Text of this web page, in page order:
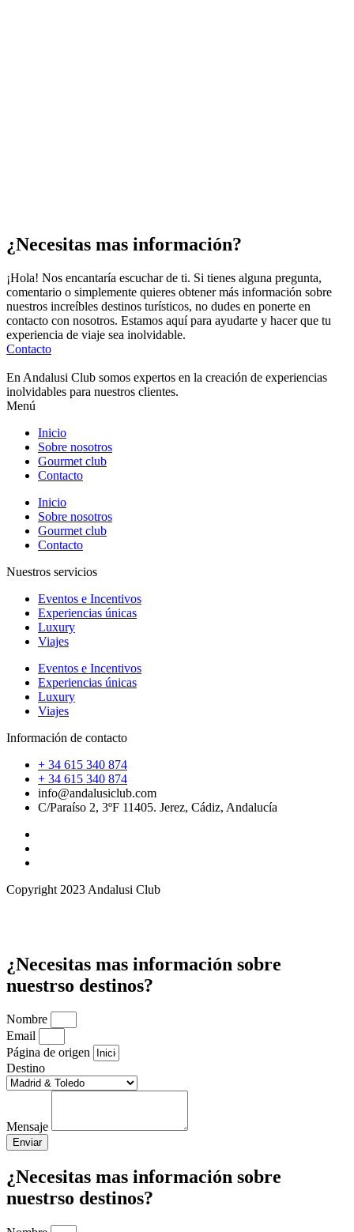
¿Necesitas mas información?
¡Hola! Nos encantaría escuchar de ti. Si tienes alguna pregunta,
comentario o simplemente quieres obtener más información sobre
nuestros increíbles destinos turísticos, no dudes en ponerte en
contacto con nosotros. Estamos aquí para ayudarte y hacer que tu
experiencia de viaje sea inolvidable.
Contacto
En Andalusi Club somos expertos en la creación de experiencias
inolvidables para nuestros clientes.
Menú
Inicio
Sobre nosotros
Gourmet club
Contacto
Inicio
Sobre nosotros
Gourmet club
Contacto
Nuestros servicios
Eventos e Incentivos
Experiencias únicas
Luxury
Viajes
Eventos e Incentivos
Experiencias únicas
Luxury
Viajes
Información de contacto
+ 34 615 340 874
+ 34 615 340 874
info@andalusiclub.com
C/Paraíso 2, 3ºF 11405. Jerez, Cádiz, Andalucía
Copyright 2023 Andalusi Club
¿Necesitas mas información sobre
nuestrso destinos?
Nombre
Email
Página de origen
Destino
Mensaje
Enviar
¿Necesitas mas información sobre
nuestrso destinos?